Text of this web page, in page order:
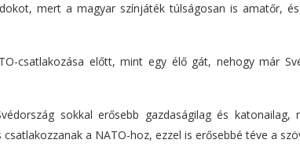
mert a magyar színjáték túlságosan is amatőr,
csatlakozása előtt, mint egy élő gát, nehogy már
sokkal erősebb gazdaságilag és
a NATO-hoz, ezzel is erősebbé téve a